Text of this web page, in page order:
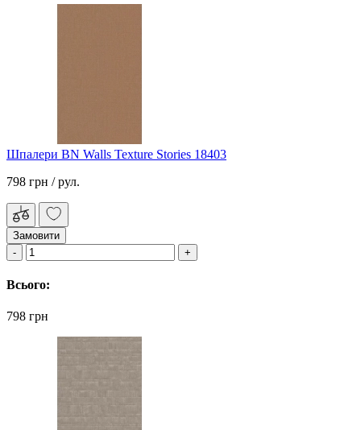
Шпалери BN Walls Texture Stories 18403
798 грн / рул.
Замовити
Всього:
798 грн